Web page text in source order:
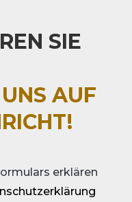
SIE
AUF
erklären